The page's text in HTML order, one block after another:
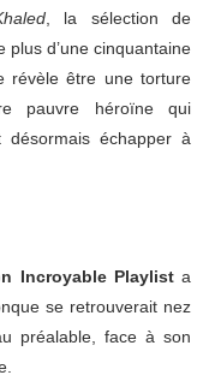
, la sélection de
plus d’une cinquantaine
révèle être une torture
pauvre héroïne qui
désormais échapper à
Incroyable Playlista
se retrouverait nez
préalable, face à son